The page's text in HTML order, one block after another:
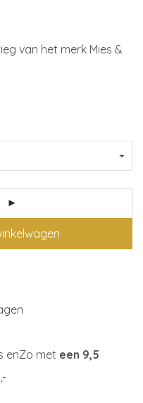
van het merk Mies &
enZo met een 9,5